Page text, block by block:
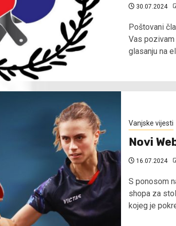
30.07.2024
Poštovani
Vas
glasanju na
Vanjske vijesti
Novi
16.07.2024
S ponosom
shopa za
kojeg je